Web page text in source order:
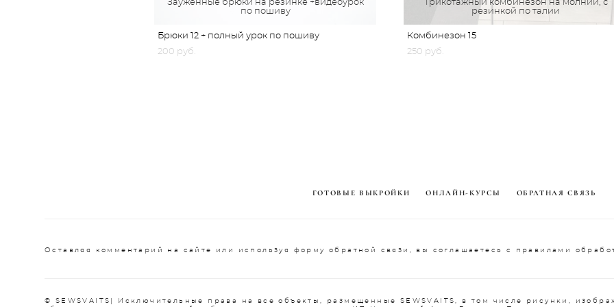
Зауженные брюки на резинке +видеоурок
по пошиву
Брюки 12 + полный урок по пошиву
200 pуб.
Трикотажный комбинезон на молнии, с
резинкой по талии
Комбинезон 15
250 pуб.
ГОТОВЫЕ ВЫКРОЙКИ ОНЛАЙН-КУРСЫ ОБРАТНАЯ СВЯЗЬ
Оставляя комментарий на сайте или используя форму обратной связи, вы соглашаетесь с правилами
© SEWSVAITS| Исключительные права на все объекты, размещенные SEWSVAITS, в том числе рисунки,